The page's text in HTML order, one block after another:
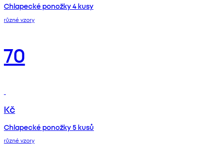
Chlapecké ponožky 4 kusy
různé vzory
70
Kč
Chlapecké ponožky 5 kusů
různé vzory